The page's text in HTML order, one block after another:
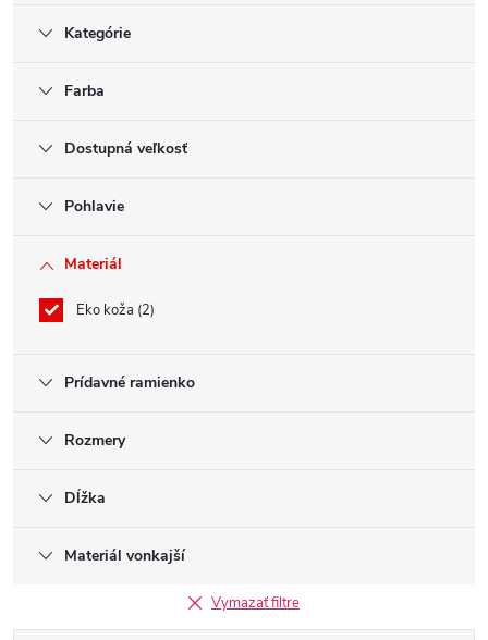
Kategórie
Farba
Dostupná veľkosť
Pohlavie
Materiál
Eko koža 2
Prídavné ramienko
Rozmery
Dĺžka
Materiál vonkajší
Vymazať filtre